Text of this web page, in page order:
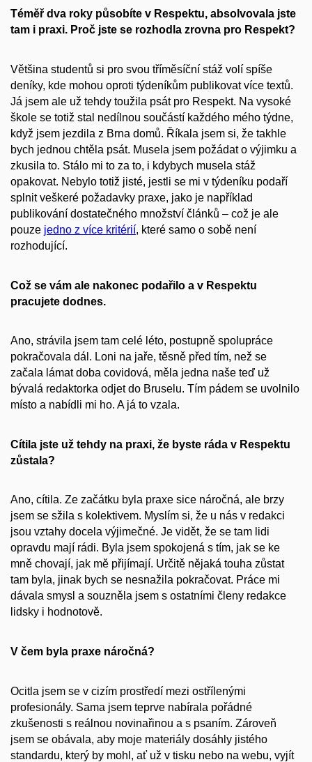
Téměř dva roky působíte v Respektu, absolvovala jste
tam i praxi. Proč jste se rozhodla zrovna pro Respekt?
Většina studentů si pro svou tříměsíční stáž volí spíše
deníky, kde mohou oproti týdeníkům publikovat více textů.
Já jsem ale už tehdy toužila psát pro Respekt. Na vysoké
škole se totiž stal nedílnou součástí každého mého týdne,
když jsem jezdila z Brna domů. Říkala jsem si, že takhle
bych jednou chtěla psát. Musela jsem požádat o výjimku a
zkusila to. Stálo mi to za to, i kdybych musela stáž
opakovat. Nebylo totiž jisté, jestli se mi v týdeníku podaří
splnit veškeré požadavky praxe, jako je například
publikování dostatečného množství článků – což je ale
pouze jedno z více kritérií, které samo o sobě není
rozhodující.
Což se vám ale nakonec podařilo a v Respektu
pracujete dodnes.
Ano, strávila jsem tam celé léto, postupně spolupráce
pokračovala dál. Loni na jaře, těsně před tím, než se
začala lámat doba covidová, měla jedna naše teď už
bývalá redaktorka odjet do Bruselu. Tím pádem se uvolnilo
místo a nabídli mi ho. A já to vzala.
Cítila jste už tehdy na praxi, že byste ráda v Respektu
zůstala?
Ano, cítila. Ze začátku byla praxe sice náročná, ale brzy
jsem se sžila s kolektivem. Myslím si, že u nás v redakci
jsou vztahy docela výjimečné. Je vidět, že se tam lidi
opravdu mají rádi. Byla jsem spokojená s tím, jak se ke
mně chovají, jak mě přijímají. Určitě nějaká touha zůstat
tam byla, jinak bych se nesnažila pokračovat. Práce mi
dávala smysl a souzněla jsem s ostatními členy redakce
lidsky i hodnotově.
V čem byla praxe náročná?
Ocitla jsem se v cizím prostředí mezi ostřílenými
profesionály. Sama jsem teprve nabírala pořádné
zkušenosti s reálnou novinařinou a s psaním. Zároveň
jsem se obávala, aby moje materiály dosáhly jistého
standardu, který by mohl, ať už v tisku nebo na webu, vyjít